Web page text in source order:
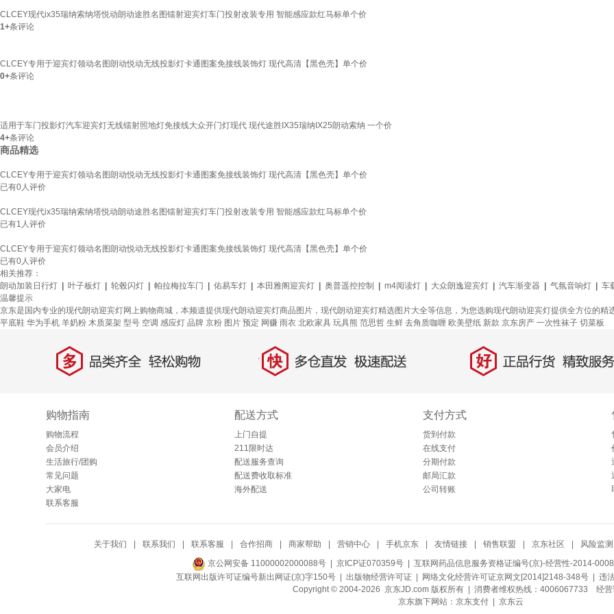
CLCEY现代ix35瑞纳索纳塔悦动朗动途胜名图镭射迎宾灯车门投射改装专用 智能感应款红马标单个价
1+条评论
CLCEY专用于迎宾灯领动名图朗动悦动无线投影灯卡通图案免接线装饰灯 现代高清【黑色壳】单个价
0+条评论
适用于车门投影灯汽车迎宾灯无线镭射照地灯免接线大众开门灯现代 现代途胜IX35瑞纳IX25朗动索纳 一个价
4+条评论
商品精选
CLCEY专用于迎宾灯领动名图朗动悦动无线投影灯卡通图案免接线装饰灯 现代高清【黑色壳】单个价
已有0人评价
CLCEY现代ix35瑞纳索纳塔悦动朗动途胜名图镭射迎宾灯车门投射改装专用 智能感应款红马标单个价
已有1 人评价
CLCEY专用于迎宾灯领动名图朗动悦动无线投影灯卡通图案免接线装饰灯 现代高清【黑色壳】单个价
已有0人评价
相关推荐：
朗动加装日行灯
叶子板灯 轮毂闪灯 帕拉梅拉车门 佑易车灯 本田雅阁迎宾灯 奥普遥控控制 m4阅读灯 大众朗逸迎宾灯 汽车渐变器 气氛音响灯
车
温馨提示
京东是国内专业的现代朗动迎宾灯网上购物商城，本频道提供现代朗动迎宾灯商品图片，现代朗动迎宾灯精选图片大全等信息，为您选购现代朗动迎宾灯提供全方位的精
平底鞋 华为手机 羊奶粉 木质菜架 型号 空调 感应灯 品牌 京粉 图片 预定 网赚 雨衣 北欧家具 玩具熊 范思哲 生鲜 去角质咖喱 欧美壁纸 新款 京东房产 一次性袜子 切菜板
多 品类齐全，轻松购物 快 多仓直发，极速配送 好 正品行货，精致服务
购物指南
购物流程
会员介绍
生活旅行/团购
常见问题
大家电
联系客服
配送方式
上门自提
211限时达
配送服务查询
配送费收取标准
海外配送
支付方式
货到付款
在线支付
分期付款
邮局汇款
公司转账
关于我们 联系我们 联系客服 合作招商 商家帮助 营销中心 手机京东 友情链接 销售联盟 京东社区 风险监测
京公网安备 11000002000088号 | 京ICP证070359号 | 互联网药品信息服务资格证编号(京)-经营性-2014-0008
互联网出版许可证编号新出网证(京)字150号 | 出版物经营许可证| 网络文化经营许可证京网文[2014]2148-348号| 违法
Copyright © 2004-2026 京东JD.com 版权所有 | 消费者维权热线：4006067733 经营
京东旗下网站： 京东支付| 京东云